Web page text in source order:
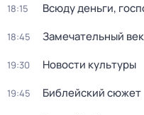
18:15 Всюду деньги,
18:45 Замечательный
19:30 Новости культуры
19:45 Библейский сюжет